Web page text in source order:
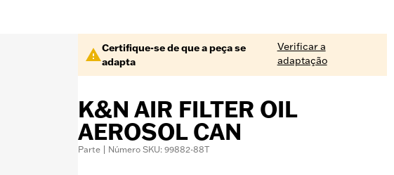
Certifique-se de que a peça se
adapta
Verificar a
adaptação
K&N AIR FILTER OIL
AEROSOL CAN
Parte | Número SKU: 99882-88T